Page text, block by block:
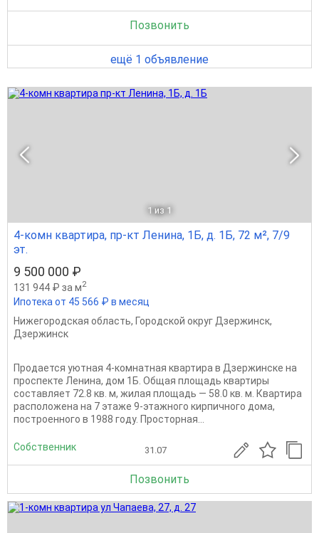
Позвонить
ещё 1 объявление
1 из 1
4-комн квартира, пр-кт Ленина, 1Б, д. 1Б, 72 м², 7/9
эт.
9 500 000 ₽
131 944 ₽ за м2
Ипотека от 45 566 ₽ в месяц
Нижегородская область, Городской округ Дзержинск,
Дзержинск
Продается уютная 4-комнатная квартира в Дзержинске на
проспекте Ленина, дом 1Б. Общая площадь квартиры
составляет 72.8 кв. м, жилая площадь — 58.0 кв. м. Квартира
расположена на 7 этаже 9-этажного кирпичного дома,
построенного в 1988 году. Просторная...
Собственник 31.07
Позвонить